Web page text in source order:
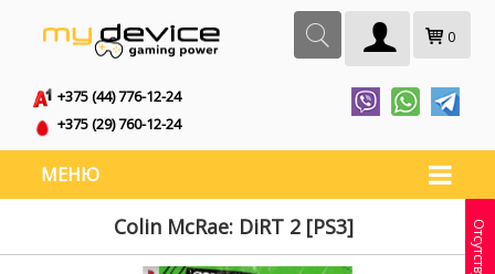
0
+375 (44) 776-12-24
+375 (29) 760-12-24
МЕНЮ
Colin McRae: DiRT 2 [PS3] Отсутствует